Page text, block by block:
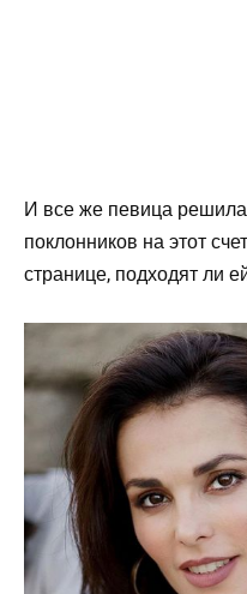
И все же певица
поклонников на этот
странице, подходят ли